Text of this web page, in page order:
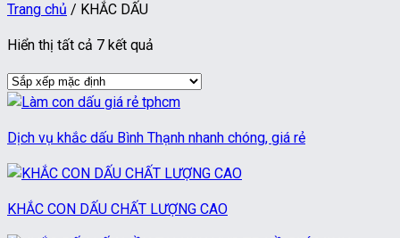
Trang chủ / KHẮC DẤU
Hiển thị tất cả 7 kết quả
Dịch vụ khắc dấu Bình Thạnh nhanh chóng, giá rẻ
KHẮC CON DẤU CHẤT LƯỢNG CAO